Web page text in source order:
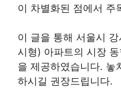
이 차별화된 점에서 주
이 글을 통해 서울시
시형) 아파트의 시장
을 제공하였습니다. 놓
하시길 권장드립니다.